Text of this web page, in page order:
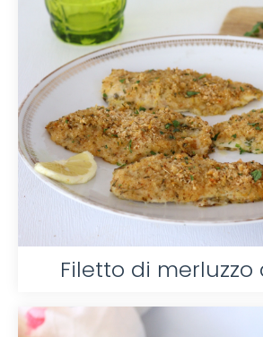
Filetto di merluzzo